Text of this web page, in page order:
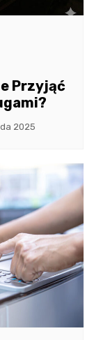
Przyjąć
2025